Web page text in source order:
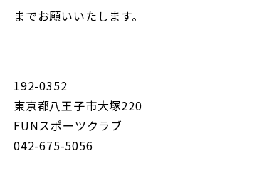
までお願いいたします。
192-0352
東京都八王子市大塚220
FUNスポーツクラブ
042-675-5056